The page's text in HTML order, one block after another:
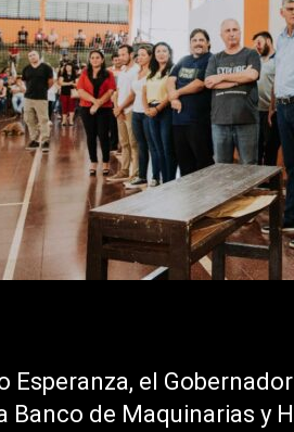
Esperanza, el
Banco de Maquinarias y